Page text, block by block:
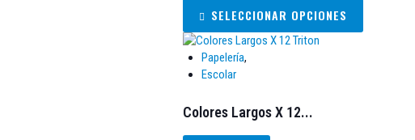
SELECCIONAR OPCIONES
Papelería,
Escolar
Colores Largos X 12...